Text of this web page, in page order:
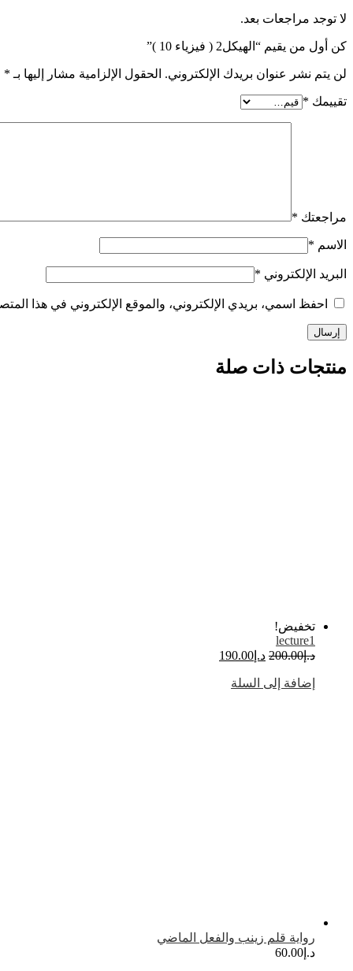
لا توجد مراجعات بعد.
كن أول من يقيم “الهيكل2 ( فيزياء 10 )”
لن يتم نشر عنوان بريدك الإلكتروني. الحقول الإلزامية مشار إليها بـ *
تقييمك *
مراجعتك *
الاسم *
البريد الإلكتروني *
احفظ اسمي، بريدي الإلكتروني، والموقع الإلكتروني في هذا
منتجات ذات صلة
تخفيض!
lecture1
د.إ200.00 السعر
هو:
د.إ 190.00
إضافة إلى السلة
رواية قلم زينب والفعل الماضي
د.إ 60.00